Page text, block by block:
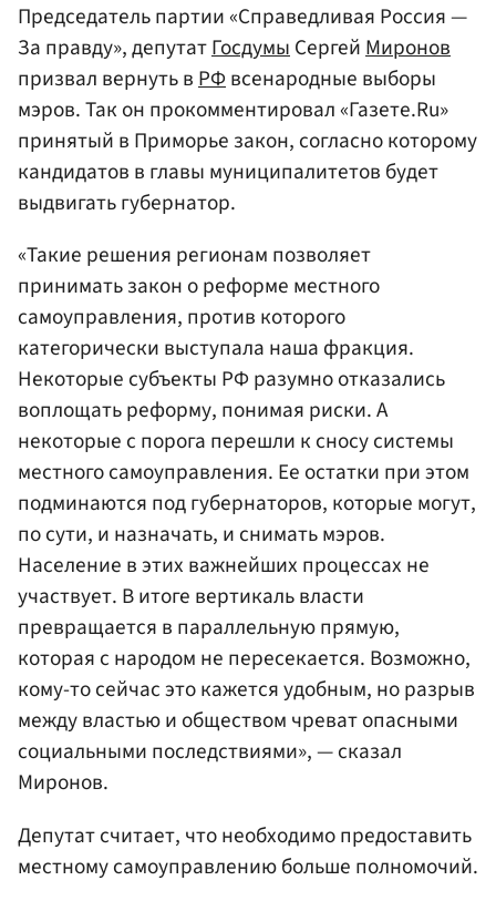
Председатель партии «Справедливая Россия —
За правду», депутатГосдумыСергейМиронов
призвал вернуть вРФвсенародные выборы
мэров. Так он прокомментировал «Газете.Ru»
принятый в Приморье закон, согласно которому
кандидатов в главы муниципалитетов будет
выдвигать губернатор.
«Такие решения регионам позволяет
принимать закон о реформе местного
самоуправления, против которого
категорически выступала наша фракция.
Некоторые субъекты РФ разумно отказались
воплощать реформу, понимая риски. А
некоторые с порога перешли к сносу системы
местного самоуправления. Ее остатки при этом
подминаются под губернаторов, которые могут,
по сути, и назначать, и снимать мэров.
Население в этих важнейших процессах не
участвует. В итоге вертикаль власти
превращается в параллельную прямую,
которая с народом не пересекается. Возможно,
кому-то сейчас это кажется удобным, но разрыв
между властью и обществом чреват опасными
социальными последствиями», — сказал
Миронов.
Депутат считает, что необходимо предоставить
местному самоуправлению больше полномочий.